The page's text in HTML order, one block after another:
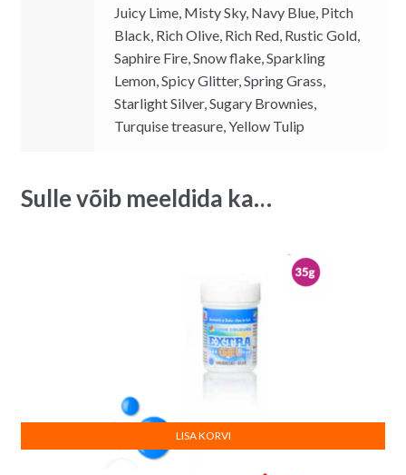
Juicy Lime, Misty Sky, Navy Blue, Pitch
Black, Rich Olive, Rich Red, Rustic Gold,
Saphire Fire, Snow flake, Sparkling
Lemon, Spicy Glitter, Spring Grass,
Starlight Silver, Sugary Brownies,
Turquise treasure, Yellow Tulip
Sulle võib meeldida ka…
LISA KORVI